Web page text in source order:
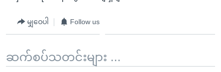
မျှဝေပါ Follow us
ဆက်စပ်သတင်းများ ...